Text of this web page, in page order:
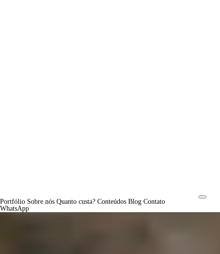
Portfólio Sobre nós Quanto custa? Conteúdos Blog Contato
WhatsApp